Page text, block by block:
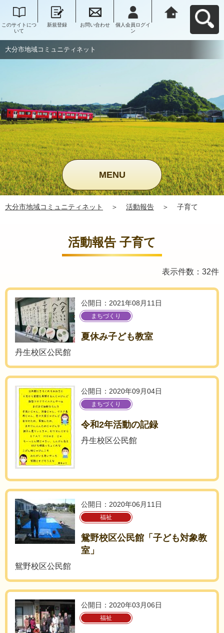
このサイトにつ
いて
新規登録 お問い合わせ
個人会員ログイ
ン
大分市地域コミュニティネット
MENU
大分市地域コミュニティネット ＞ 活動報告 ＞ 子育て
活動報告 子育て
表示件数：32件
公開日：2021年08月11日
まちづくり
夏休み子ども教室
丹生校区公民館
公開日：2020年09月04日
まちづくり
令和2年活動の記録
丹生校区公民館
公開日：2020年06月11日
福祉
鴛野校区公民館「子ども対象教
室」
鴛野校区公民館
公開日：2020年03月06日
福祉